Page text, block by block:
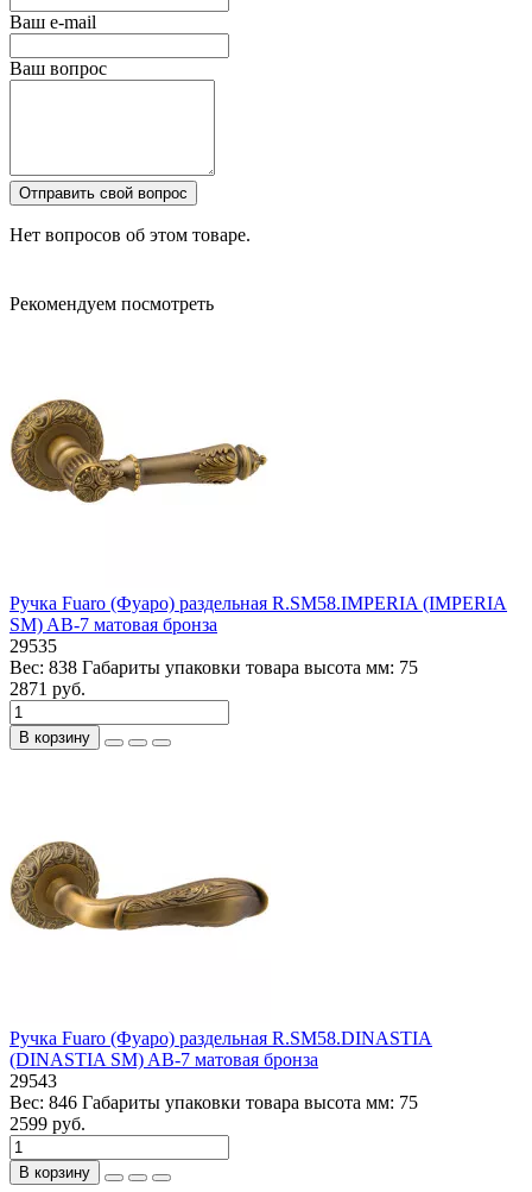
Ваш e-mail
Ваш вопрос
Отправить свой вопрос
Нет вопросов об этом товаре.
Рекомендуем посмотреть
Ручка Fuaro (Фуаро) раздельная R.SM58.IMPERIA (IMPERIA
SM) AB-7 матовая бронза
29535
Вес: 838 Габариты упаковки товара высота мм: 75
2871 руб.
В корзину
Ручка Fuaro (Фуаро) раздельная R.SM58.DINASTIA
(DINASTIA SM) AB-7 матовая бронза
29543
Вес: 846 Габариты упаковки товара высота мм: 75
2599 руб.
В корзину